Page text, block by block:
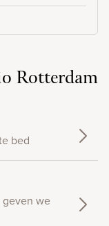
Rotterdam
bed
geven we